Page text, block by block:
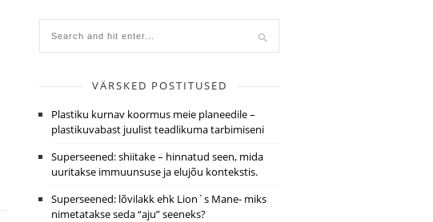
VÄRSKED POSTITUSED
Plastiku kurnav koormus meie planeedile –
plastikuvabast juulist teadlikuma tarbimiseni
Superseened: shiitake – hinnatud seen, mida
uuritakse immuunsuse ja elujõu kontekstis.
Superseened: lõvilakk ehk Lion´s Mane- miks
nimetatakse seda “aju” seeneks?